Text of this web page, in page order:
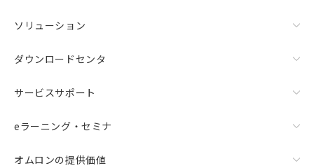
ソリューション
ダウンロードセンタ
サービスサポート
eラーニング・セミナ
オムロンの提供価値